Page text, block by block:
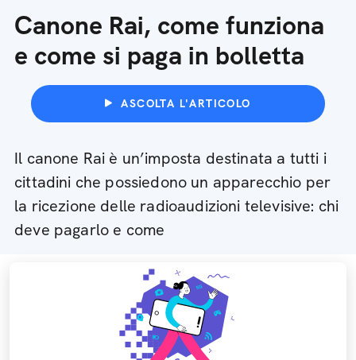
Canone Rai, come funziona
e come si paga in bolletta
ASCOLTA L'ARTICOLO
Il canone Rai è un’imposta destinata a tutti i
cittadini che possiedono un apparecchio per
la ricezione delle radioaudizioni televisive: chi
deve pagarlo e come